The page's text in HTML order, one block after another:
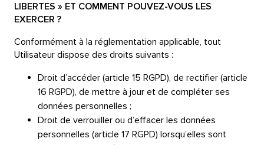
LIBERTES » ET COMMENT POUVEZ-VOUS LES
EXERCER ?
Conformément à la réglementation applicable, tout
Utilisateur dispose des droits suivants :
Droit d’accéder (article 15 RGPD), de rectifier (article
16 RGPD), de mettre à jour et de compléter ses
données personnelles ;
Droit de verrouiller ou d’effacer les données
personnelles (article 17 RGPD) lorsqu’elles sont